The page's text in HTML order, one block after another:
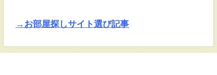
→お部屋探しサイト選び記事